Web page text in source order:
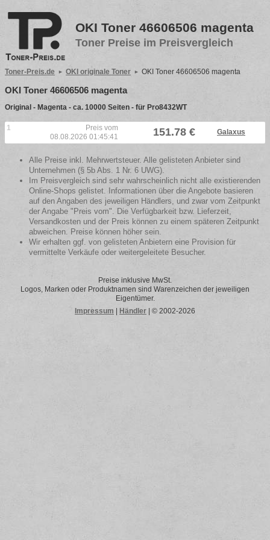
OKI Toner 46606506 magenta
Toner Preise im Preisvergleich
Toner-Preis.de OKI originale Toner OKI Toner 46606506 magenta
OKI Toner 46606506 magenta
Original - Magenta - ca. 10000 Seiten - für Pro8432WT
1
Preis vom
08.08.2026 01:45:41
151.78 € Galaxus
Alle Preise inkl. Mehrwertsteuer. Alle gelisteten Anbieter sind
Unternehmen (§ 5b Abs. 1 Nr. 6 UWG).
Im Preisvergleich sind sehr wahrscheinlich nicht alle existierenden
Online-Shops gelistet. Informationen über die Angebote basieren
auf den Angaben des jeweiligen Händlers, und zwar vom Zeitpunkt
der Angabe "Preis vom". Die Verfügbarkeit bzw. Lieferzeit,
Versandkosten und der Preis können zu einem späteren Zeitpunkt
abweichen. Preise können höher sein.
Wir erhalten ggf. von gelisteten Anbietern eine Provision für
vermittelte Verkäufe oder weitergeleitete Besucher.
Preise inklusive MwSt.
Logos, Marken oder Produktnamen sind Warenzeichen der jeweiligen
Eigentümer.
Impressum
Händler | © 2002-2026